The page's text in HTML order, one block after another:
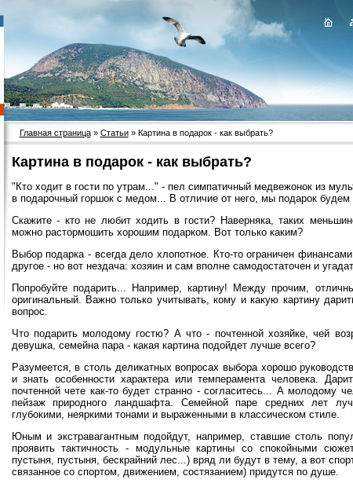
Главная страница» Статьи» Картина в подарок - как выбрать?
Картина в подарок - как выбрать?
"Кто ходит в гости по утрам..." - пел симпатичный медвежонок из
в подарочный горшок с медом... В отличие от него, мы подарок
Скажите - кто не любит ходить в гости? Наверняка, таких
можно растормошить хорошим подарком. Вот только каким?
Выбор подарка - всегда дело хлопотное. Кто-то ограничен
другое - но вот нездача: хозяин и сам вполне самодостаточен и
Попробуйте подарить... Например, картину! Между прочим,
оригинальный. Важно только учитывать, кому и какую картину
вопрос.
Что подарить молодому гостю? А что - почтенной хозяйке, чей
девушка, семейна пара - какая картина подойдет лучше всего?
Разумеется, в столь деликатных вопросах выбора хорошо
и знать особенности характера или темперамента человека.
почтенной чете как-то будет странно - согласитесь... А молодому
пейзаж природного ландшафта. Семейной паре средних лет
глубокими, неяркими тонами и выраженными в классическом стиле.
Юным и экстравагантным подойдут, например, ставшие столь
проявить тактичность - модульные картины со спокойными
пустыня, пустыня, бескрайний лес...) вряд ли будут в тему, а вот
связанное со спортом, движением, состязанием) придутся по душе.